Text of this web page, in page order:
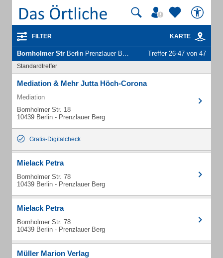
FILTER KARTE
Bornholmer Str Berlin Prenzlauer Berg - Unternehmen und Personen Treffer 26-47 von 47
Standardtreffer
Mediation & Mehr Jutta Höch-Corona
Mediation
Bornholmer Str. 18
10439 Berlin - Prenzlauer Berg
Gratis-Digitalcheck
Mielack Petra
Bornholmer Str. 78
10439 Berlin - Prenzlauer Berg
Mielack Petra
Bornholmer Str. 78
10439 Berlin - Prenzlauer Berg
Müller Marion Verlag